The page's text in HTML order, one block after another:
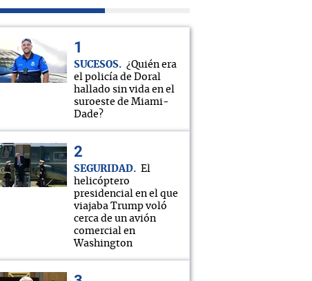
SUCESOS
¿Quién era
el policía de Doral
hallado sin vida en el
suroeste de Miami-
Dade?
SEGURIDAD
El
helicóptero
presidencial en el que
viajaba Trump voló
cerca de un avión
comercial en
Washington